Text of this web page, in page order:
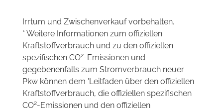
Irrtum und Zwischenverkauf vorbehalten.
* Weitere Informationen zum offiziellen
Kraftstoffverbrauch und zu den offiziellen
spezifischen CO2-Emissionen und
gegebenenfalls zum Stromverbrauch neuer
Pkw können dem 'Leitfaden über den offiziellen
Kraftstoffverbrauch, die offiziellen spezifischen
CO2-Emissionen und den offiziellen